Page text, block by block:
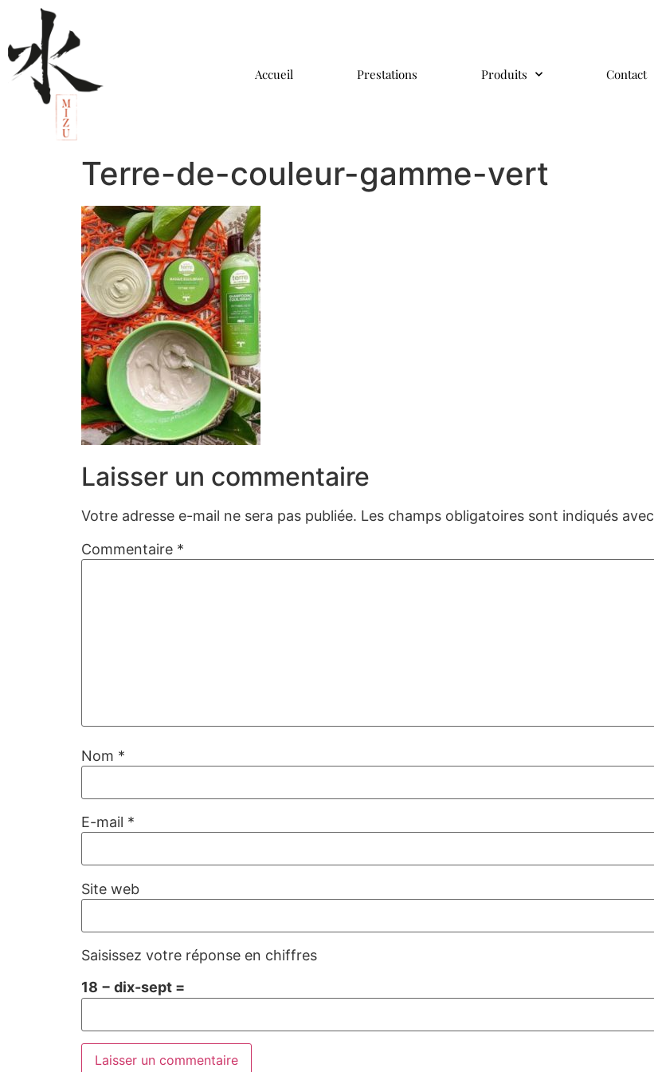
Accueil Prestations Produits Contact
Terre-de-couleur-gamme-vert
Laisser un commentaire
Votre adresse e-mail ne sera pas publiée. Les champs obligatoires sont indiqués avec
Commentaire *
Nom *
E-mail *
Site web
Saisissez votre réponse en chiffres
18 − dix-sept =